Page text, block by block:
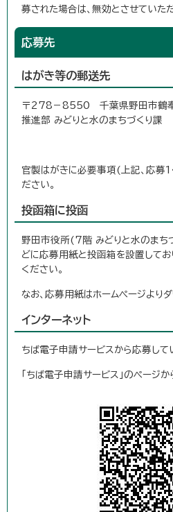
募された場合は、無効とさせていた
応募先
はがき等の郵送先
〒278－8550 千葉県野田市鶴
推進部 みどりと水のまちづくり課
官製はがきに必要事項(上記、応募1
ださい。
投函箱に投函
野田市役所(7階 みどりと水のまち
どに応募用紙と投函箱を設置してお
ください。
なお、応募用紙はホームページよりダ
インターネット
ちば電子申請サービスから応募して
「ちば電子申請サービス」のページ